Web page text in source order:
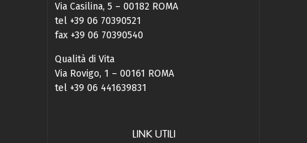
Via Casilina, 5 – 00182 ROMA
tel +39 06 70390521
fax +39 06 70390540
Qualità di Vita
Via Rovigo, 1 – 00161 ROMA
tel +39 06 441639831
LINK UTILI